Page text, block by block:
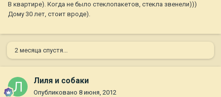
В квартире). Когда не было стеклопакетов, стекла звенели)))
Дому 30 лет, стоит вроде).
2 месяца спустя...
Лиля и собаки
Опубликовано 8 июня, 2012